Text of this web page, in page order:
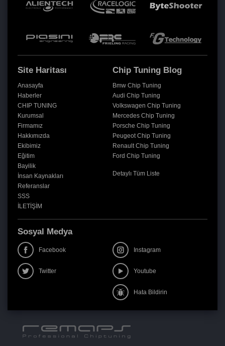
Site Haritası
Anasayfa
Haberler
CHIP TUNING
Kurumsal
Firmamız
Hakkımızda
Ekibimiz
Eğitim
Bayilik
İnsan Kaynakları
Referanslar
SSS
İLETİŞİM
Chip Tuning Blog
Bmw Chip Tuning
Audi Chip Tuning
Volkswagen Chip Tuning
Mercedes Chip Tuning
Porsche Chip Tuning
Peugeot Chip Tuning
Renault Chip Tuning
Ford Chip Tuning
Detaylı Tüm Liste
Sosyal Medya
Facebook Instagram
Twitter Youtube
Hata Bildirin